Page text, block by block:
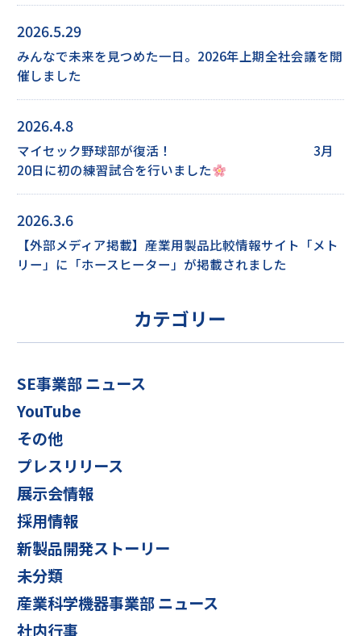
2026.5.29
みんなで未来を見つめた一日。2026年上期全社会議を開
催しました
2026.4.8
マイセック野球部が復活！ 3月
20日に初の練習試合を行いました
2026.3.6
【外部メディア掲載】産業用製品比較情報サイト「メト
リー」に「ホースヒーター」が掲載されました
カテゴリー
SE事業部 ニュース
YouTube
その他
プレスリリース
展示会情報
採用情報
新製品開発ストーリー
未分類
産業科学機器事業部 ニュース
社内行事